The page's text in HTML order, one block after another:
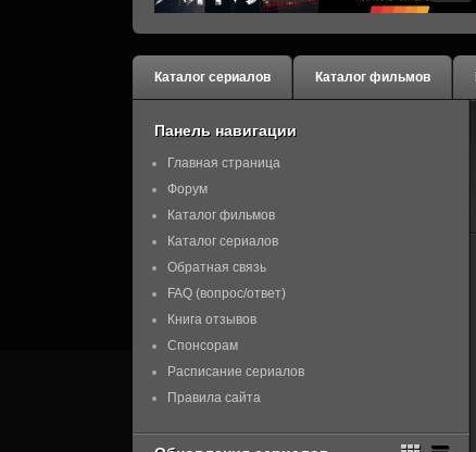
Каталог сериалов Каталог фильмов
Панель навигации
Главная страница
Форум
Каталог фильмов
Каталог сериалов
Обратная связь
FAQ (вопрос/ответ)
Книга отзывов
Спонсорам
Расписание сериалов
Правила сайта